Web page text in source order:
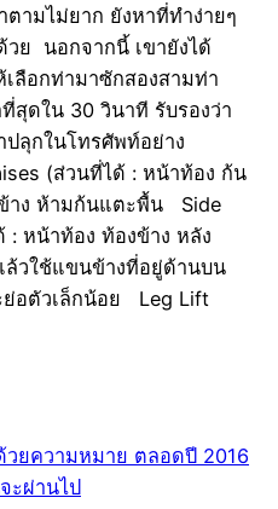
ามไม่ยาก ยังหาที่ทำง่ายๆ
วย นอกจากนี้ เขายังได้
ลือกท่ามาซักสองสามท่า
สุดใน 30 วินาที รับรองว่า
ปลุกในโทรศัพท์อย่าง
(ส่วนที่ได้ : หน้าท้อง ก้น
าง ห้ามก้นแตะพื้น Side
: หน้าท้อง ท้องข้าง หลัง
วใช้แขนข้างที่อยู่ด้านบน
ย่อตัวเล็กน้อย Leg Lift